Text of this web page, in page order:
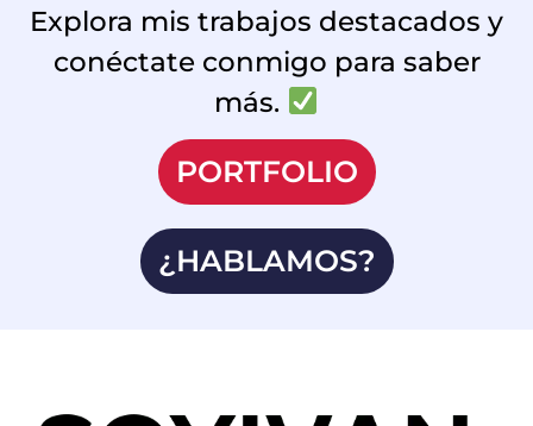
Explora mis trabajos destacados y
conéctate conmigo para saber
más.
PORTFOLIO
¿HABLAMOS?